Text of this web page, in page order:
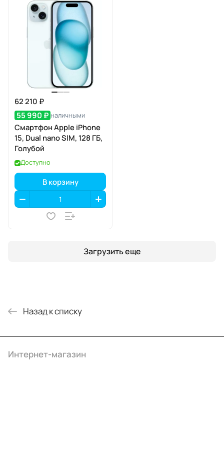
62 210 ₽
55 990 ₽ наличными
Смартфон Apple iPhone
15, Dual nano SIM, 128 ГБ,
Голубой
Доступно
В корзину
Загрузить еще
Назад к списку
Интернет-магазин